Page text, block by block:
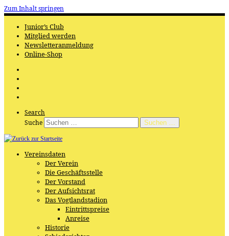
Zum Inhalt springen
Junior’s Club
Mitglied werden
Newsletteranmeldung
Online-Shop
Search
Suche
Suchen …
Vereinsdaten
Der Verein
Die Geschäftsstelle
Der Vorstand
Der Aufsichtsrat
Das Vogtlandstadion
Eintrittspreise
Anreise
Historie